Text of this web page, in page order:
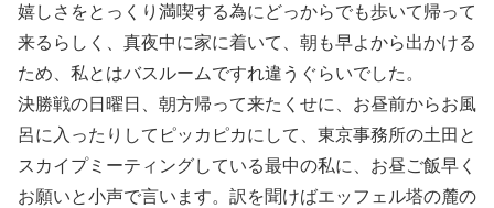
嬉しさをとっくり満喫する為にどっからでも歩いて帰って
来るらしく、真夜中に家に着いて、朝も早よから出かける
ため、私とはバスルームですれ違うぐらいでした。
決勝戦の日曜日、朝方帰って来たくせに、お昼前からお風
呂に入ったりしてピッカピカにして、東京事務所の土田と
スカイプミーティングしている最中の私に、お昼ご飯早く
お願いと小声で言います。訳を聞けばエッフェル塔の麓の